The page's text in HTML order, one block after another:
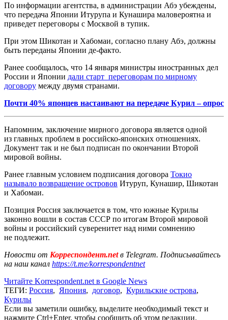
По информации агентства, в администрации Абэ убеждены,
что передача Японии Итурупа и Кунашира маловероятна и
приведет переговоры с Москвой в тупик.
При этом Шикотан и Хабомаи, согласно плану Абэ, должны
быть переданы Японии де-факто.
Ранее сообщалось, что 14 января министры иностранных дел
России и Японии дали старт переговорам по мирному
договору между двумя странами.
Почти 40% японцев настаивают на передаче Курил – опрос
Напомним, заключение мирного договора является одной
из главных проблем в российско-японских отношениях.
Документ так и не был подписан по окончании Второй
мировой войны.
Ранее главным условием подписания договора Токио
называло возвращение островов Итуруп, Кунашир, Шикотан
и Хабомаи.
Позиция Россия заключается в том, что южные Курилы
законно вошли в состав СССР по итогам Второй мировой
войны и российский суверенитет над ними сомнению
не подлежит.
Новости от Корреспондент.netв Telegram. Подписывайтесь
на наш канал https://t.me/korrespondentnet
Читайте Korrespondent.net в Google News
ТЕГИ: Россия, Япония, договор, Курильские острова,
Курилы
Если вы заметили ошибку, выделите необходимый текст и
нажмите Ctrl+Enter, чтобы сообщить об этом редакции.